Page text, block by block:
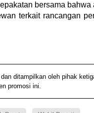
bersama bahwa
terkait rancangan
ditampilkan oleh pihak
promosi ini.